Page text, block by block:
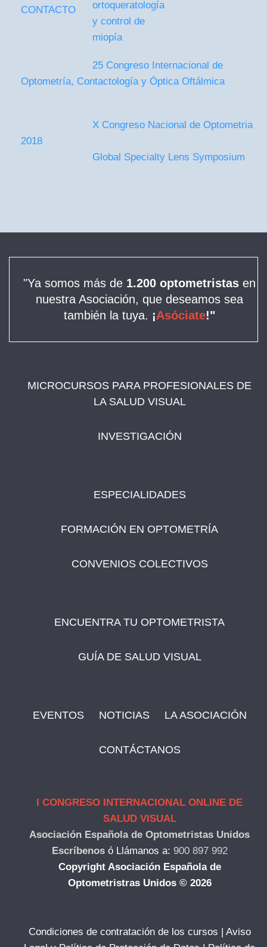
25 Congreso Internacional de
Optometría, Contactología y Óptica Oftálmica
X Congreso Nacional de Optometria
2018
Global Specialty Lens Symposium
"Ya somos más de 1.200 optometristas en
nuestra Asociación, que deseamos sea
también la tuya. ¡Asóciate!"
MICROCURSOS PARA PROFESIONALES DE
LA SALUD VISUAL
INVESTIGACIÓN
ESPECIALIDADES
FORMACIÓN EN OPTOMETRÍA
CONVENIOS COLECTIVOS
ENCUENTRA TU OPTOMETRISTA
GUÍA DE SALUD VISUAL
EVENTOS NOTICIAS LA ASOCIACIÓN
CONTÁCTANOS
I CONGRESO INTERNACIONAL ONLINE DE
SALUD VISUAL
Asociación Española de Optometristas Unidos
Escríbenos ó Llámanos a: 900 897 992
Copyright Asociación Española de
Optometristras Unidos © 2026
Condiciones de contratación de los cursos | Aviso